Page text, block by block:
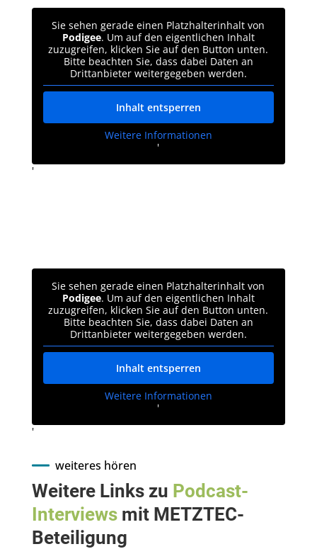
Sie sehen gerade einen Platzhalterinhalt von
Podigee. Um auf den eigentlichen Inhalt
zuzugreifen, klicken Sie auf den Button unten.
Bitte beachten Sie, dass dabei Daten an
Drittanbieter weitergegeben werden.
Inhalt entsperren
Weitere Informationen
'
'
Sie sehen gerade einen Platzhalterinhalt von
Podigee. Um auf den eigentlichen Inhalt
zuzugreifen, klicken Sie auf den Button unten.
Bitte beachten Sie, dass dabei Daten an
Drittanbieter weitergegeben werden.
Inhalt entsperren
Weitere Informationen
'
'
weiteres hören
Weitere Links zu Podcast-
Interviewsmit METZTEC-
Beteiligung